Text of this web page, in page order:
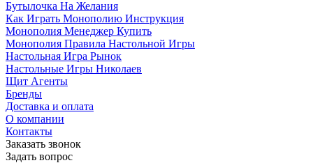
Бутылочка На Желания
Как Играть Монополию Инструкция
Монополия Менеджер Купить
Монополия Правила Настольной Игры
Настольная Игра Рынок
Настольные Игры Николаев
Щит Агенты
Бренды
Доставка и оплата
О компании
Контакты
Заказать звонок
Задать вопрос